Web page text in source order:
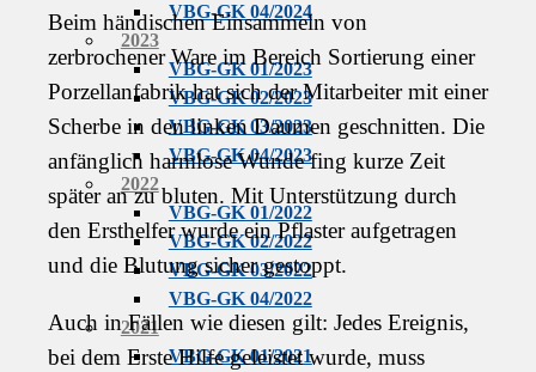
VBG-GK 04/2024
2023
VBG-GK 01/2023
VBG-GK 02/2023
VBG-GK 03/2023
VBG-GK 04/2023
2022
VBG-GK 01/2022
VBG-GK 02/2022
VBG-GK 03/2022
VBG-GK 04/2022
2021
VBG-GK 01/2021
Beim händischen Einsammeln von
zerbrochener Ware im Bereich Sortierung einer
Porzellanfabrik hat sich der Mitarbeiter mit einer
Scherbe in den linken Daumen geschnitten. Die
anfänglich harmlose Wunde fing kurze Zeit
später an zu bluten. Mit Unterstützung durch
den Ersthelfer wurde ein Pflaster aufgetragen
und die Blutung sicher gestoppt.
Auch in Fällen wie diesen gilt: Jedes Ereignis,
bei dem Erste Hilfe geleistet wurde, muss